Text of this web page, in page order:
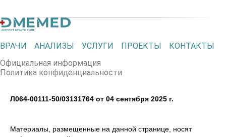
ВРАЧИ АНАЛИЗЫ УСЛУГИ ПРОЕКТЫ
КОНТАКТЫ
Официальная информация
Политика конфиденциальности
Л064-00111-50/03131764 от 04 сентября 2025 г.
Материалы, размещенные на данной странице, носят